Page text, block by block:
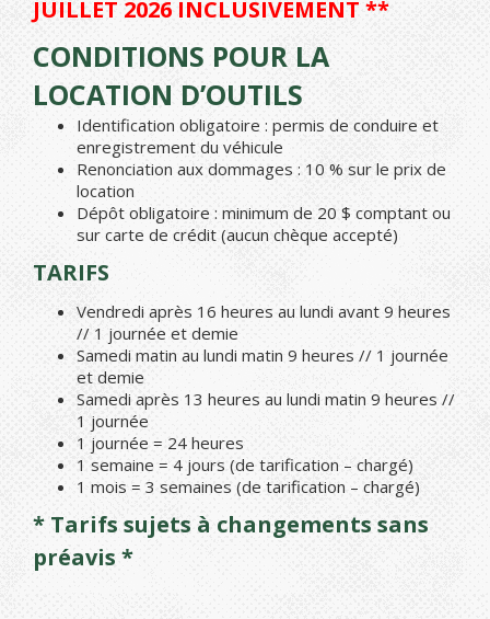
JUILLET 2026 INCLUSIVEMENT **
CONDITIONS POUR LA
LOCATION D’OUTILS
Identification obligatoire : permis de conduire et
enregistrement du véhicule
Renonciation aux dommages : 10 % sur le prix de
location
Dépôt obligatoire : minimum de 20 $ comptant ou
sur carte de crédit (aucun chèque accepté)
TARIFS
Vendredi après 16 heures au lundi avant 9 heures
// 1 journée et demie
Samedi matin au lundi matin 9 heures // 1 journée
et demie
Samedi après 13 heures au lundi matin 9 heures //
1 journée
1 journée = 24 heures
1 semaine = 4 jours (de tarification – chargé)
1 mois = 3 semaines (de tarification – chargé)
* Tarifs sujets à changements sans
préavis *